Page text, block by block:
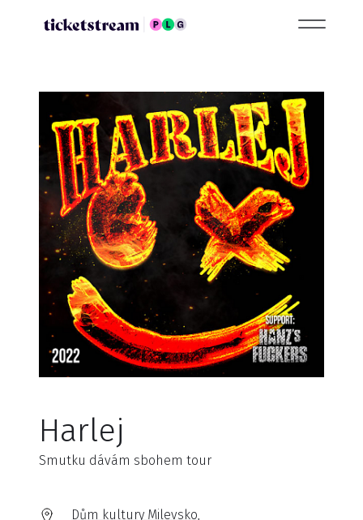
Harlej
Smutku dávám sbohem tour
Dům kultury Milevsko,